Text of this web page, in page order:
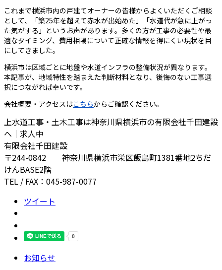
これまで横浜市内の戸建てオーナーの皆様からよくいただくご相談
として、「築25年を超えて赤水が出始めた」「水道代が急に上がっ
た気がする」というお声があります。多くの方が工事の必要性や最
適なタイミング、費用相場について正確な情報を得にくい現状を目
にしてきました。
横浜市は区域ごとに地盤や水道インフラの整備状況が異なります。
本記事が、地域特性を踏まえた判断材料となり、後悔のない工事選
択につながれば幸いです。
会社概要・アクセスはこちらからご確認ください。
上水道工事・土木工事は神奈川県横浜市の有限会社千田建設
へ｜求人中
有限会社千田建設
〒244-0842 神奈川県横浜市栄区飯島町1381番地2ちだ
けんBASE2階
TEL / FAX：045-987-0077
ツイート
お知らせ